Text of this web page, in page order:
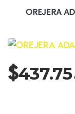
OREJERA
$437.75